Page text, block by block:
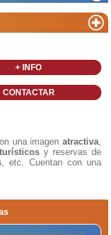
+ INFO
CONTACTAR
una imagen atractiva
y reservas de
, etc. Cuentan con una